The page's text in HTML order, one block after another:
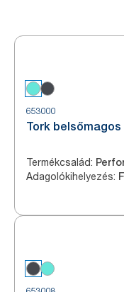
653000
Tork
Termékcsalád:
Adagolókihelyezés: